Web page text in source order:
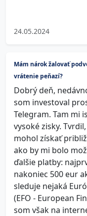
24.05.2024
Mám nárok žalovať
vrátenie peňazí?
Dobrý deň,
som investoval
Telegram. Tam mi
vysoké zisky.
mohol získať
ako by mi bolo
ďalšie platby:
nakoniec 500 eur
sleduje nejaká
(EFO - European
som však na